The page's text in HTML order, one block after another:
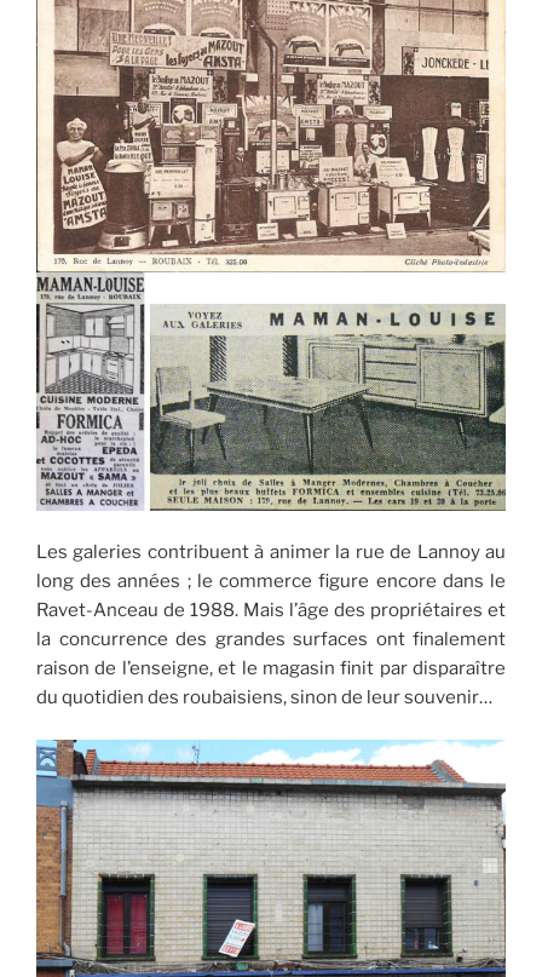
Les galeries contribuent à animer la rue de Lannoy au
long des années ; le commerce figure encore dans le
Ravet-Anceau de 1988. Mais l’âge des propriétaires et
la concurrence des grandes surfaces ont finalement
raison de l’enseigne, et le magasin finit par disparaître
du quotidien des roubaisiens, sinon de leur souvenir…